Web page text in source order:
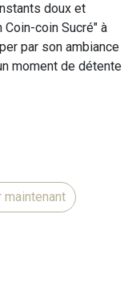
doux et
Coin-coin Sucré" à
par son ambiance
moment de détente
maintenant